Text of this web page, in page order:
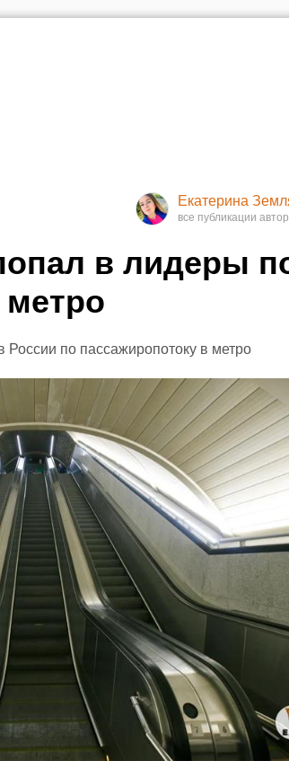
Екатерина
в лидеры
метро
России по пассажиропотоку в метро